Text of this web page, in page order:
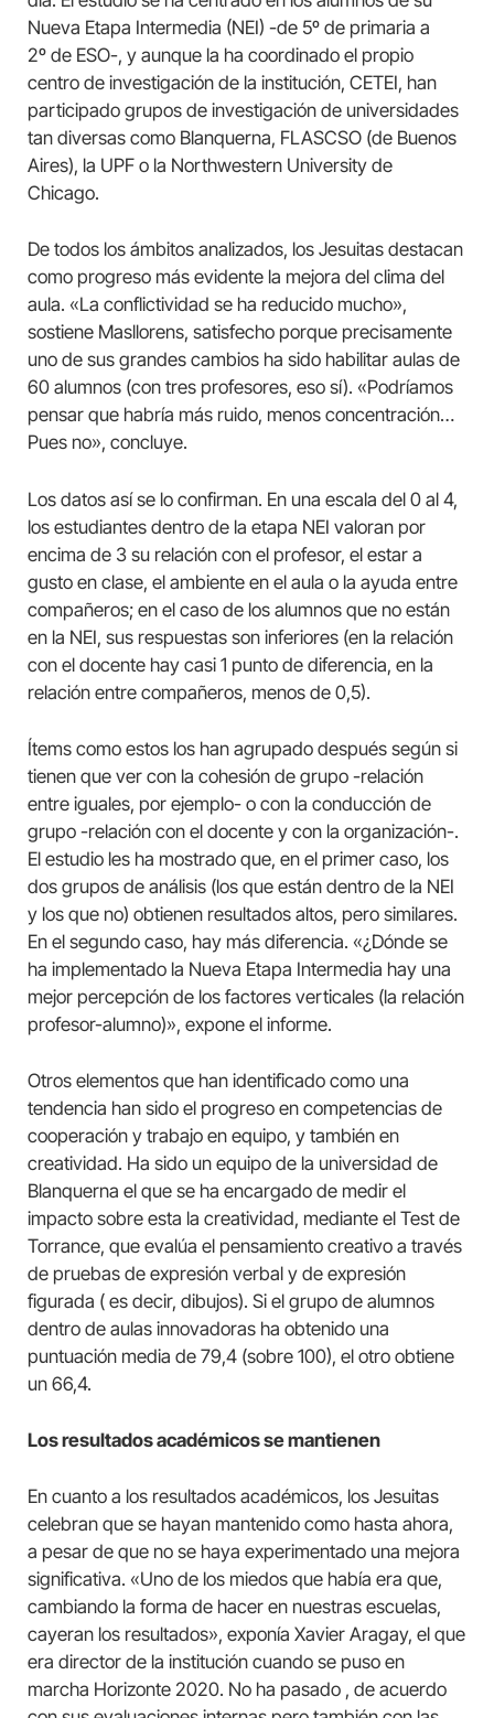
Nueva Etapa Intermedia (NEI) -de 5º de primaria a
2º de ESO-, y aunque la ha coordinado el propio
centro de investigación de la institución, CETEI, han
participado grupos de investigación de universidades
tan diversas como Blanquerna, FLASCSO (de Buenos
Aires), la UPF o la Northwestern University de
Chicago.
De todos los ámbitos analizados, los Jesuitas destacan
como progreso más evidente la mejora del clima del
aula. «La conflictividad se ha reducido mucho»,
sostiene Masllorens, satisfecho porque precisamente
uno de sus grandes cambios ha sido habilitar aulas de
60 alumnos (con tres profesores, eso sí). «Podríamos
pensar que habría más ruido, menos concentración…
Pues no», concluye.
Los datos así se lo confirman. En una escala del 0 al 4,
los estudiantes dentro de la etapa NEI valoran por
encima de 3 su relación con el profesor, el estar a
gusto en clase, el ambiente en el aula o la ayuda entre
compañeros; en el caso de los alumnos que no están
en la NEI, sus respuestas son inferiores (en la relación
con el docente hay casi 1 punto de diferencia, en la
relación entre compañeros, menos de 0,5).
Ítems como estos los han agrupado después según si
tienen que ver con la cohesión de grupo -relación
entre iguales, por ejemplo- o con la conducción de
grupo -relación con el docente y con la organización-.
El estudio les ha mostrado que, en el primer caso, los
dos grupos de análisis (los que están dentro de la NEI
y los que no) obtienen resultados altos, pero similares.
En el segundo caso, hay más diferencia. «¿Dónde se
ha implementado la Nueva Etapa Intermedia hay una
mejor percepción de los factores verticales (la relación
profesor-alumno)», expone el informe.
Otros elementos que han identificado como una
tendencia han sido el progreso en competencias de
cooperación y trabajo en equipo, y también en
creatividad. Ha sido un equipo de la universidad de
Blanquerna el que se ha encargado de medir el
impacto sobre esta la creatividad, mediante el Test de
Torrance, que evalúa el pensamiento creativo a través
de pruebas de expresión verbal y de expresión
figurada ( es decir, dibujos). Si el grupo de alumnos
dentro de aulas innovadoras ha obtenido una
puntuación media de 79,4 (sobre 100), el otro obtiene
un 66,4.
Los resultados académicos se mantienen
En cuanto a los resultados académicos, los Jesuitas
celebran que se hayan mantenido como hasta ahora,
a pesar de que no se haya experimentado una mejora
significativa. «Uno de los miedos que había era que,
cambiando la forma de hacer en nuestras escuelas,
cayeran los resultados», exponía Xavier Aragay, el que
era director de la institución cuando se puso en
marcha Horizonte 2020. No ha pasado , de acuerdo